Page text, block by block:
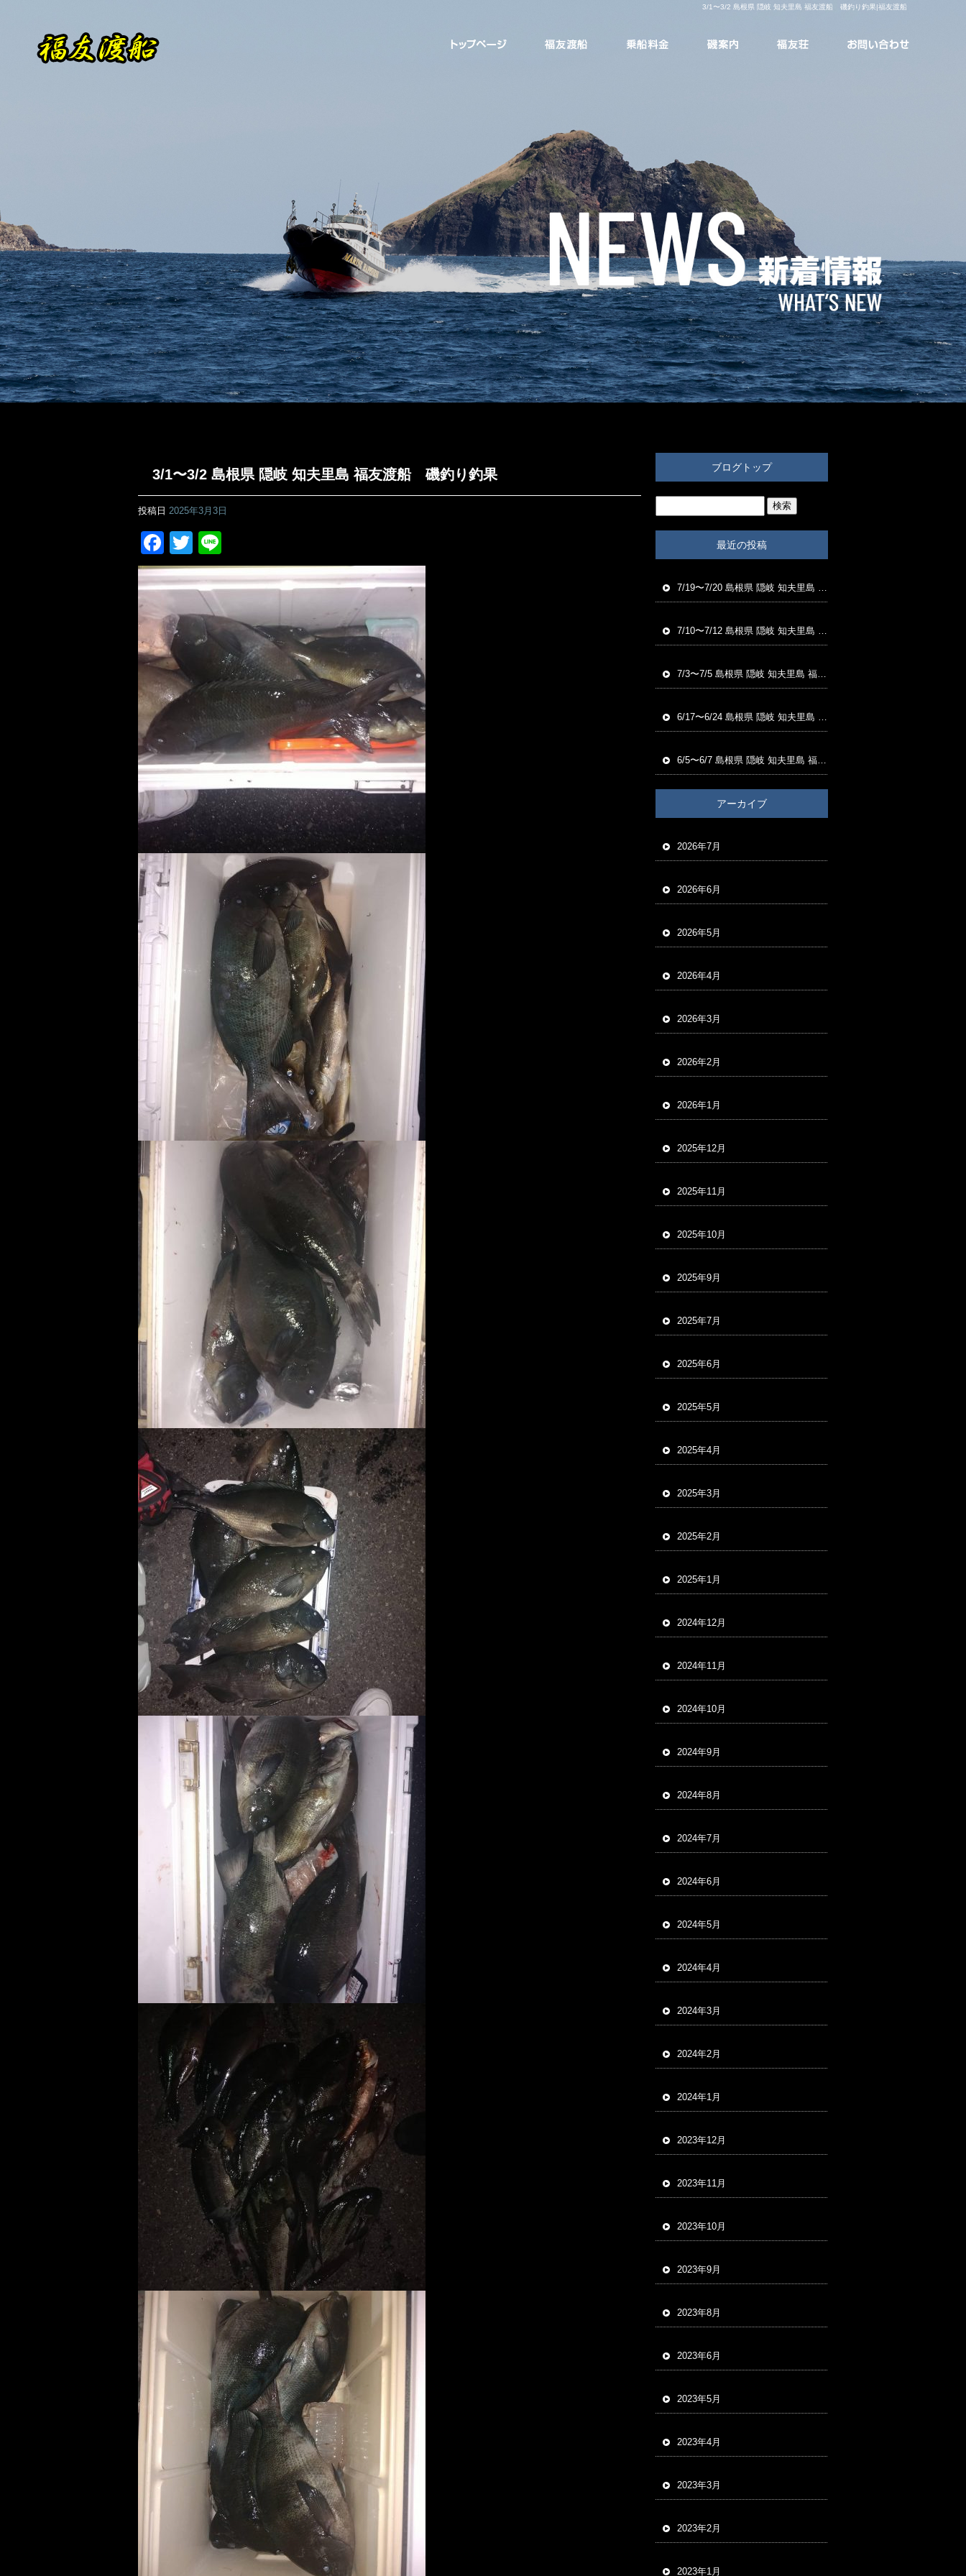
3/1〜3/2 島根県 隠岐 知夫里島 福友渡船 磯釣り釣果|福友渡船
3/1〜3/2 島根県 隠岐 知夫里島 福友渡船 磯釣り釣果
投稿日 2025年3月3日
Facebook
Twitter
ブログトップ
最近の投稿
7/19〜7/20 島根県 隠岐 知夫里島 福友渡船 磯釣り釣果
7/10〜7/12 島根県 隠岐 知夫里島 福友渡船 磯釣り釣果
7/3〜7/5 島根県 隠岐 知夫里島 福友渡船 磯釣り釣果
6/17〜6/24 島根県 隠岐 知夫里島 福友渡船 磯釣り釣果
6/5〜6/7 島根県 隠岐 知夫里島 福友渡船 磯釣り釣果
アーカイブ
2026年7月
2026年6月
2026年5月
2026年4月
2026年3月
2026年2月
2026年1月
2025年12月
2025年11月
2025年10月
2025年9月
2025年7月
2025年6月
2025年5月
2025年4月
2025年3月
2025年2月
2025年1月
2024年12月
2024年11月
2024年10月
2024年9月
2024年8月
2024年7月
2024年6月
2024年5月
2024年4月
2024年3月
2024年2月
2024年1月
2023年12月
2023年11月
2023年10月
2023年9月
2023年8月
2023年6月
2023年5月
2023年4月
2023年3月
2023年2月
2023年1月